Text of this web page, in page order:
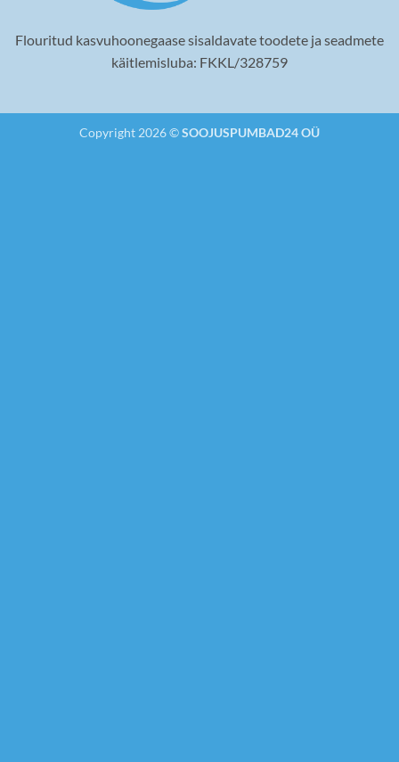
Flouritud kasvuhoonegaase sisaldavate toodete ja seadmete
käitlemisluba: FKKL/328759
Copyright 2026 ©SOOJUSPUMBAD24 OÜ